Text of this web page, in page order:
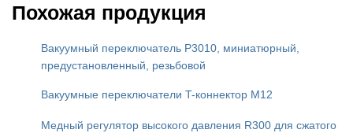
Похожая продукция
Вакуумный переключатель P3010, миниатюрный,
предустановленный, резьбовой
Вакуумные переключатели T-коннектор M12
Медный регулятор высокого давления R300 для сжатого